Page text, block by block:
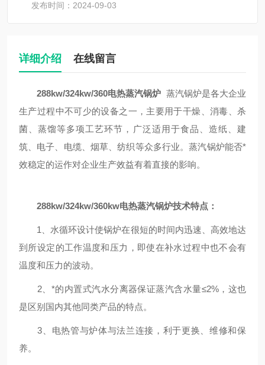
发布时间：2024-09-03
详细介绍 在线留言
288kw/324kw/360电热蒸汽锅炉 蒸汽锅炉是各大企业
生产过程中不可少的设备之一，主要用于干燥、消毒、杀
菌、蒸馏等多项工艺环节，广泛适用于食品、造纸、建
筑、电子、电缆、烟草、纺织等众多行业。蒸汽锅炉能否*
效稳定的运作对企业生产效益有着直接的影响。
288kw/324kw/360kw电热蒸汽锅炉技术特点：
1、水循环设计使锅炉在很短的时间内迅速、高效地达
到所设定的工作温度和压力，即使在补水过程中也不会有
温度和压力的波动。
2、*的内置式汽水分离器保证蒸汽含水量≤2%，这也
是区别国内其他同类产品的特点。
3、电热管与炉体与法兰连接，利于更换、维修和保
养。